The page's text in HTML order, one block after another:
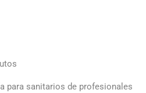
para sanitarios de profesionales